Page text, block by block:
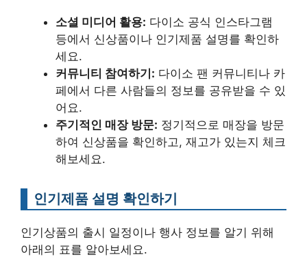
소셜 미디어 활용: 다이소 공식 인스타그램
등에서 신상품이나 인기제품 설명를 확인하
세요.
커뮤니티 참여하기: 다이소 팬 커뮤니티나 카
페에서 다른 사람들의 정보를 공유받을 수 있
어요.
주기적인 매장 방문: 정기적으로 매장을 방문
하여 신상품을 확인하고, 재고가 있는지 체크
해보세요.
인기제품 설명 확인하기
인기상품의 출시 일정이나 행사 정보를 알기 위해
아래의 표를 알아보세요.